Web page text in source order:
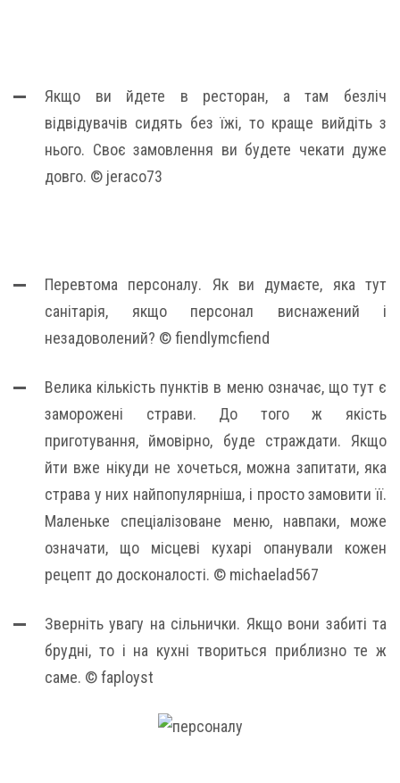
Якщо ви йдете в ресторан, а там безліч
відвідувачів сидять без їжі, то краще вийдіть з
нього. Своє замовлення ви будете чекати дуже
довго. © jeraco73
Перевтома персоналу. Як ви думаєте, яка тут
санітарія, якщо персонал виснажений і
незадоволений? © fiendlymcfiend
Велика кількість пунктів в меню означає, що тут є
заморожені страви. До того ж якість
приготування, ймовірно, буде страждати. Якщо
йти вже нікуди не хочеться, можна запитати, яка
страва у них найпопулярніша, і просто замовити її.
Маленьке спеціалізоване меню, навпаки, може
означати, що місцеві кухарі опанували кожен
рецепт до досконалості. © michaelad567
Зверніть увагу на сільнички. Якщо вони забиті та
брудні, то і на кухні твориться приблизно те ж
саме. © faployst